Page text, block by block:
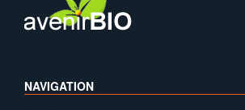
NAVIGATION